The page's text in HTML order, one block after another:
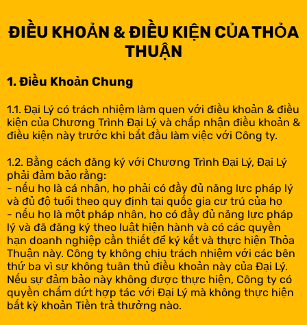
ĐIỀU KHOẢN & ĐIỀU KIỆN CỦA THỎA
THUẬN
1. Điều Khoản Chung
1.1. Đại Lý có trách nhiệm làm quen với điều khoản & điều
kiện của Chương Trình Đại Lý và chấp nhận điều khoản &
điều kiện này trước khi bắt đầu làm việc với Công ty.
1.2. Bằng cách đăng ký với Chương Trình Đại Lý, Đại Lý
phải đảm bảo rằng:
- nếu họ là cá nhân, họ phải có đầy đủ năng lực pháp lý
và đủ độ tuổi theo quy định tại quốc gia cư trú của họ
- nếu họ là một pháp nhân, họ có đầy đủ năng lực pháp
lý và đã đăng ký theo luật hiện hành và có các quyền
hạn doanh nghiệp cần thiết để ký kết và thực hiện Thỏa
Thuận này. Công ty không chịu trách nhiệm với các bên
thứ ba vì sự không tuân thủ điều khoản này của Đại Lý.
Nếu sự đảm bảo này không được thực hiện, Công ty có
quyền chấm dứt hợp tác với Đại Lý mà không thực hiện
bất kỳ khoản Tiền trả thưởng nào.